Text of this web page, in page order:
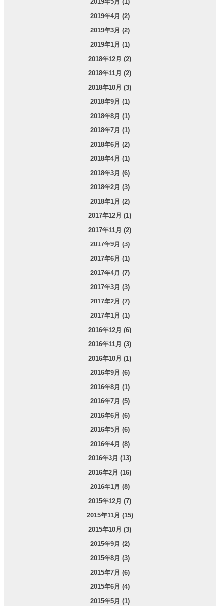
2019年5月 (1)
2019年4月 (2)
2019年3月 (2)
2019年1月 (1)
2018年12月 (2)
2018年11月 (2)
2018年10月 (3)
2018年9月 (1)
2018年8月 (1)
2018年7月 (1)
2018年6月 (2)
2018年4月 (1)
2018年3月 (6)
2018年2月 (3)
2018年1月 (2)
2017年12月 (1)
2017年11月 (2)
2017年9月 (3)
2017年6月 (1)
2017年4月 (7)
2017年3月 (3)
2017年2月 (7)
2017年1月 (1)
2016年12月 (6)
2016年11月 (3)
2016年10月 (1)
2016年9月 (6)
2016年8月 (1)
2016年7月 (5)
2016年6月 (6)
2016年5月 (6)
2016年4月 (8)
2016年3月 (13)
2016年2月 (16)
2016年1月 (8)
2015年12月 (7)
2015年11月 (15)
2015年10月 (3)
2015年9月 (2)
2015年8月 (3)
2015年7月 (6)
2015年6月 (4)
2015年5月 (1)